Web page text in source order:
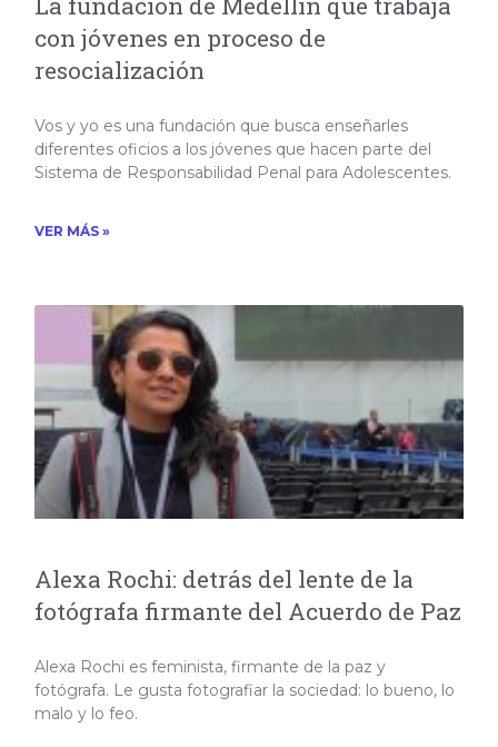
con jóvenes en proceso de
resocialización
Vos y yo es una fundación que busca enseñarles
diferentes oficios a los jóvenes que hacen parte del
Sistema de Responsabilidad Penal para Adolescentes.​
VER MÁS »
Alexa Rochi: detrás del lente de la
fotógrafa firmante del Acuerdo de Paz
Alexa Rochi es feminista, firmante de la paz y
fotógrafa. Le gusta fotografiar la sociedad: lo bueno, lo
malo y lo feo.​